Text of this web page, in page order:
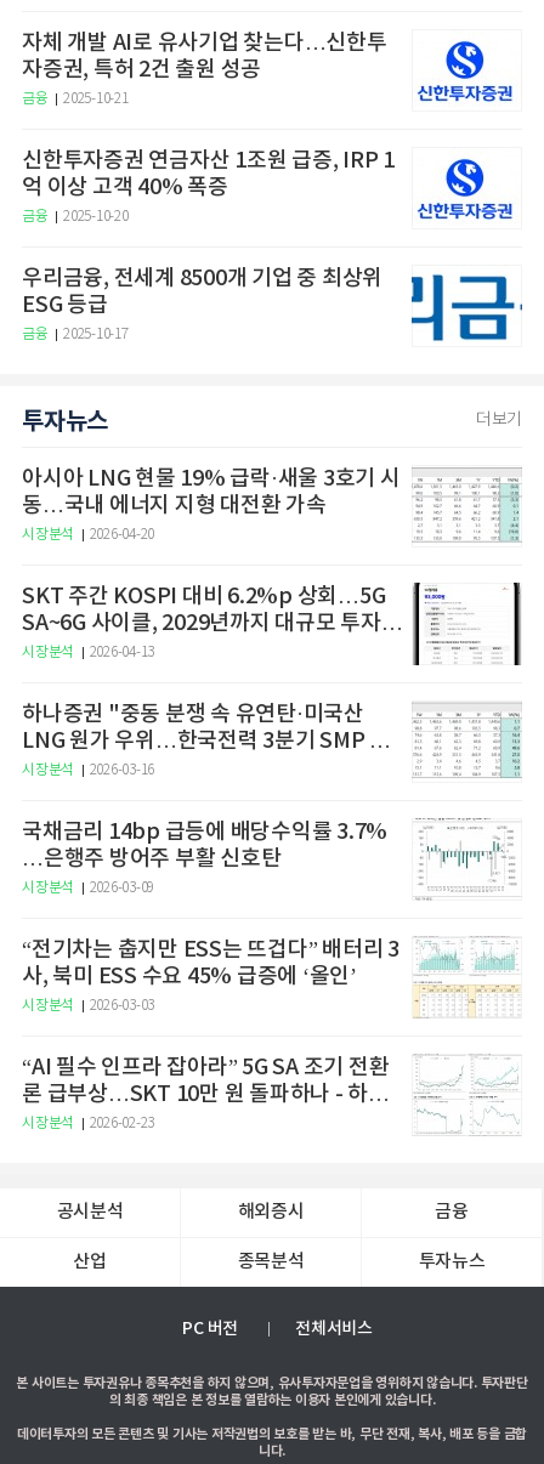
자체 개발 AI로 유사기업 찾는다…신한투
자증권, 특허 2건 출원 성공
금융 2025-10-21
신한투자증권 연금자산 1조원 급증, IRP 1
억 이상 고객 40% 폭증
금융 2025-10-20
우리금융, 전세계 8500개 기업 중 최상위
ESG 등급
금융 2025-10-17
투자뉴스 더보기
아시아 LNG 현물 19% 급락·새울 3호기 시
동…국내 에너지 지형 대전환 가속
시장분석 2026-04-20
SKT 주간 KOSPI 대비 6.2%p 상회…5G
SA~6G 사이클, 2029년까지 대규모 투자
예고
시장분석 2026-04-13
하나증권 "중동 분쟁 속 유연탄·미국산
LNG 원가 우위…한국전력 3분기 SMP 상
승 전망"
시장분석 2026-03-16
국채금리 14bp 급등에 배당수익률 3.7%
…은행주 방어주 부활 신호탄
시장분석 2026-03-09
“전기차는 춥지만 ESS는 뜨겁다” 배터리 3
사, 북미 ESS 수요 45% 급증에 ‘올인’
시장분석 2026-03-03
“AI 필수 인프라 잡아라” 5G SA 조기 전환
론 급부상…SKT 10만 원 돌파하나 - 하나
증권
시장분석 2026-02-23
공시분석 해외증시 금융
산업 종목분석 투자뉴스
PC 버전 전체서비스
본 사이트는 투자권유나 종목추천을 하지 않으며, 유사투자자문업을 영위하지 않습니다. 투자판단
의 최종 책임은 본 정보를 열람하는 이용자 본인에게 있습니다.
데이터투자의 모든 콘텐츠 및 기사는 저작권법의 보호를 받는 바, 무단 전재, 복사, 배포 등을 금합
니다.